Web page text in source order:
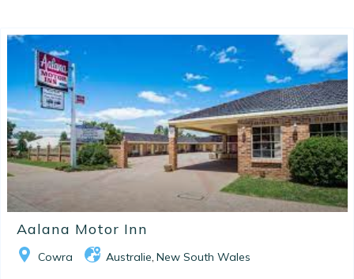
Aalana Motor Inn
Cowra Australie, New South Wales